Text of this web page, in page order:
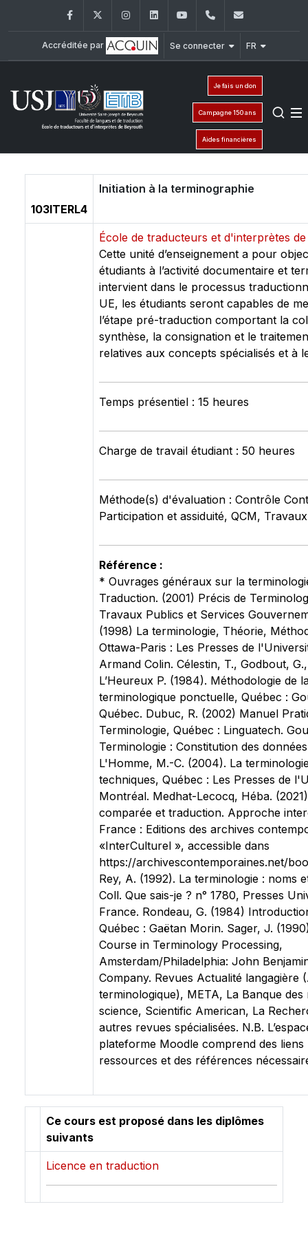
FacebookTwitter InstagramLinkedInYouTube+961 (1) 421 000
Accréditée par Se connecter FR
Je fais un don
Campagne 150 ans
Aides financières
103ITERL4
Initiation à la terminographie
École de traducteurs et d'interprètes
Cette unité d’enseignement a pour
étudiants à l’activité documentaire et
intervient dans le processus
UE, les étudiants seront capables de
l’étape pré-traduction comportant la
synthèse, la consignation et le
relatives aux concepts spécialisés et à
Temps présentiel : 15 heures
Charge de travail étudiant : 50 heures
Méthode(s) d'évaluation : Contrôle
Participation et assiduité, QCM,
Référence :
* Ouvrages généraux sur la
Traduction. (2001) Précis de
Travaux Publics et Services
(1998) La terminologie, Théorie,
Ottawa-Paris : Les Presses de
Armand Colin. Célestin, T., Godbout,
L’Heureux P. (1984). Méthodologie de
terminologique ponctuelle, Québec :
Québec. Dubuc, R. (2002) Manuel
Terminologie, Québec : Linguatech.
Terminologie : Constitution des
L'Homme, M.-C. (2004). La
techniques, Québec : Les Presses de
Montréal. Medhat-Lecocq, Héba.
comparée et traduction. Approche
France : Editions des archives
«InterCulturel », accessible dans
https://archivescontemporaines.net/
Rey, A. (1992). La terminologie : noms
Coll. Que sais-je ? n° 1780, Presses
France. Rondeau, G. (1984)
Québec : Gaëtan Morin. Sager, J.
Course in Terminology Processing,
Amsterdam/Philadelphia: John
Company. Revues Actualité langagière
terminologique), META, La Banque
science, Scientific American, La
autres revues spécialisées. N.B.
plateforme Moodle comprend des liens
ressources et des références
Ce cours est proposé dans les diplômes
suivants
Licence en traduction